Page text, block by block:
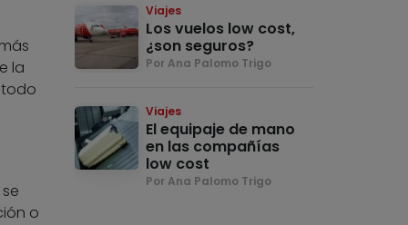
la
todo
o
Viajes
Los vuelos low cost,
¿son seguros?
Por Ana Palomo Trigo
Viajes
El equipaje de mano
en las compañías
low cost
Por Ana Palomo Trigo